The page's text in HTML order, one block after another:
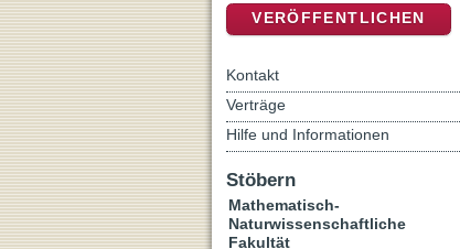
VERÖFFENTLICHEN
Kontakt
Verträge
Hilfe und Informationen
Stöbern
Mathematisch-
Naturwissenschaftliche
Fakultät